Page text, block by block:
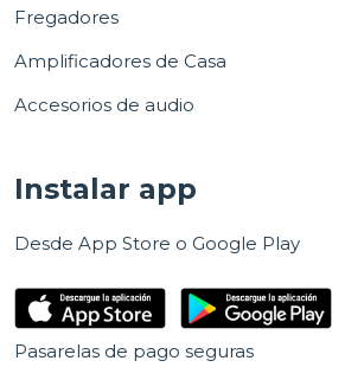
Fregadores
Amplificadores de Casa
Accesorios de audio
Instalar app
Desde App Store o Google Play
Pasarelas de pago seguras